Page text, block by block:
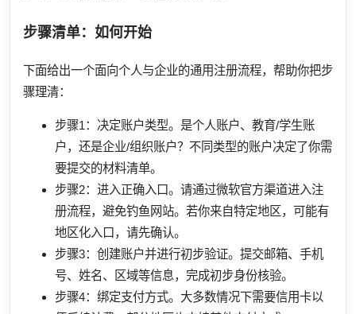
步骤清单：如何开始
下面给出一个面向个人与企业的通用注册流程，帮助你把步
骤理清：
步骤1：决定账户类型。是个人账户、教育/学生账
户，还是企业/组织账户？不同类型的账户决定了你需
要提交的材料清单。
步骤2：进入正确入口。请通过微软官方渠道进入注
册流程，避免钓鱼网站。若你来自特定地区，可能有
地区化入口，请先确认。
步骤3：创建账户并进行初步验证。提交邮箱、手机
号、姓名、区域等信息，完成初步身份核验。
步骤4：绑定支付方式。大多数情况下需要信用卡以